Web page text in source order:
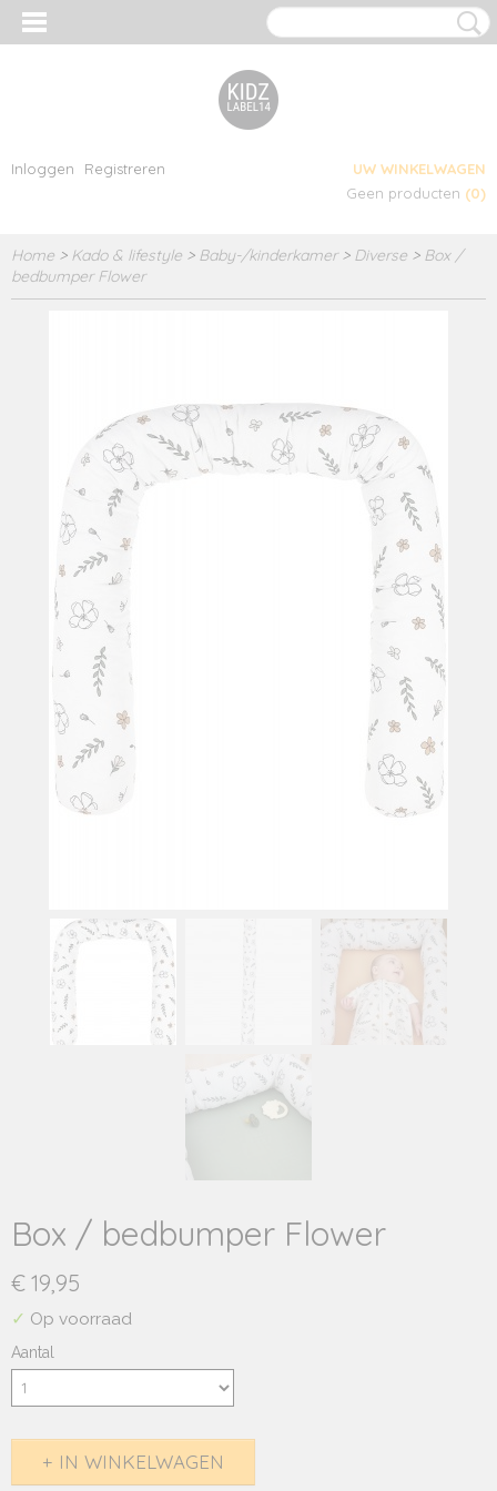
Inloggen Registreren
UW WINKELWAGEN
Geen producten (0)
Home > Kado & lifestyle > Baby-/kinderkamer> Diverse > Box /
bedbumper Flower
Box / bedbumper Flower
€ 19,95
✓ Op voorraad
Aantal
IN WINKELWAGEN